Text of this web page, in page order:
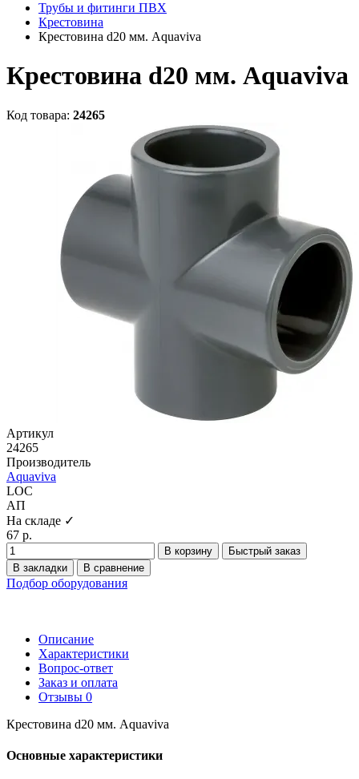
Трубы и фитинги ПВХ
Крестовина
Крестовина d20 мм. Aquaviva
Крестовина d20 мм. Aquaviva
Код товара: 24265
Артикул
24265
Производитель
Aquaviva
LOC
АП
На складе ✓
67 р.
В корзину
Быстрый заказ
В закладки
В сравнение
Подбор оборудования
Описание
Характеристики
Вопрос-ответ
Заказ и оплата
Отзывы 0
Крестовина d20 мм. Aquaviva
Основные характеристики